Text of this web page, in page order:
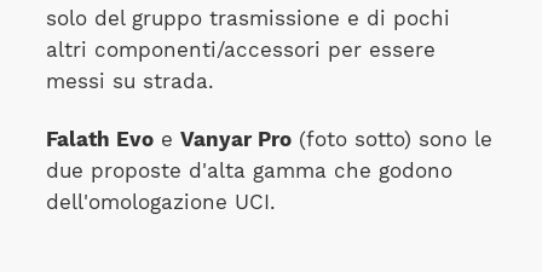
solo del gruppo trasmissione e di pochi
altri componenti/accessori per essere
messi su strada.
Falath Evoe Vanyar Pro(foto sotto) sono le
due proposte d'alta gamma che godono
dell'omologazione UCI.